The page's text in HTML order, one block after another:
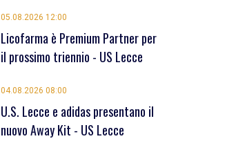
05.08.2026 12:00
Licofarma è Premium Partner per
il prossimo triennio - US Lecce
04.08.2026 08:00
U.S. Lecce e adidas presentano il
nuovo Away Kit - US Lecce